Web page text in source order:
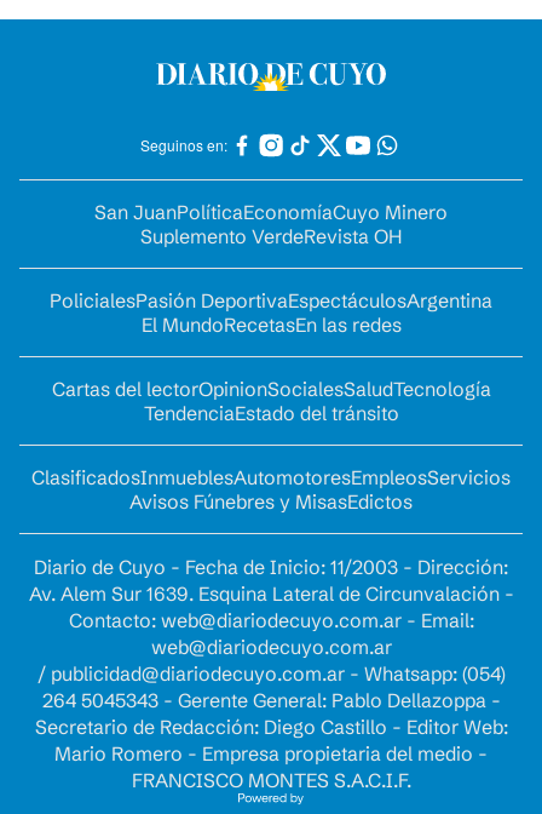
Seguinos en:
San JuanPolíticaEconomíaCuyo Minero
Suplemento VerdeRevista OH
PolicialesPasión DeportivaEspectáculosArgentina
El MundoRecetasEn las redes
Cartas del lectorOpinionSocialesSaludTecnología
TendenciaEstado del tránsito
ClasificadosInmueblesAutomotoresEmpleosServicios
Avisos Fúnebres y MisasEdictos
Diario de Cuyo - Fecha de Inicio: 11/2003 - Dirección:
Av. Alem Sur 1639. Esquina Lateral de Circunvalación -
Contacto: web@diariodecuyo.com.ar- Email:
web@diariodecuyo.com.ar
/ publicidad@diariodecuyo.com.ar- Whatsapp: (054)
264 5045343 - Gerente General: Pablo Dellazoppa -
Secretario de Redacción: Diego Castillo - Editor Web:
Mario Romero - Empresa propietaria del medio -
FRANCISCO MONTES S.A.C.I.F.